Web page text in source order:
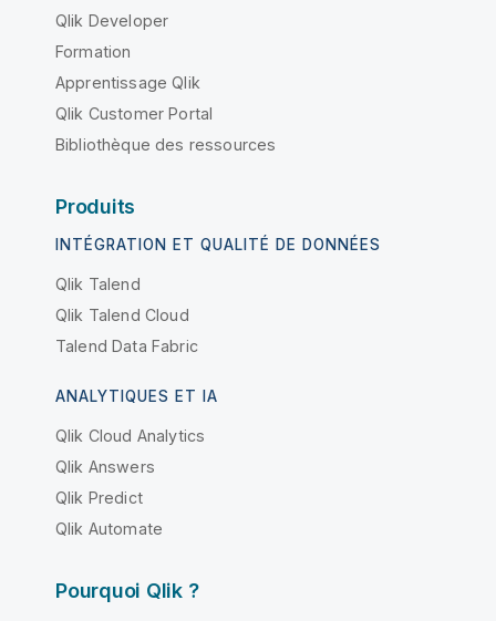
Qlik Developer
Formation
Apprentissage Qlik
Qlik Customer Portal
Bibliothèque des ressources
Produits
INTÉGRATION ET QUALITÉ DE DONNÉES
Qlik Talend
Qlik Talend Cloud
Talend Data Fabric
ANALYTIQUES ET IA
Qlik Cloud Analytics
Qlik Answers
Qlik Predict
Qlik Automate
Pourquoi Qlik ?